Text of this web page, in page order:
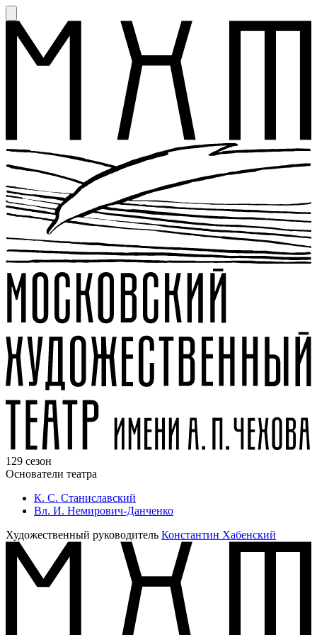
129 сезон
Основатели театра
К. С. Станиславский
Вл. И. Немирович-Данченко
Художественный руководитель Константин Хабенский